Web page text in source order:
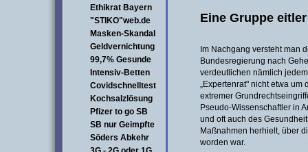
Ethikrat Bayern
"STIKO"web.de
Masken-Skandal
Geldvernichtung
99,7% Gesunde
Intensiv-Betten
Covidschnelltest
Kochsalzlösung
Pfizer to go SB
SB nur Geimpfte
Söders Abkehr
Eine Gruppe
Im Nachgang versteht man
Bundesregierung nach
verdeutlichen nämlich
„Expertenrat" nicht etwa
extremer
Pseudo-Wissenschaftler in
und oft auch des
Maßnahmen herhielt, über
worden war.